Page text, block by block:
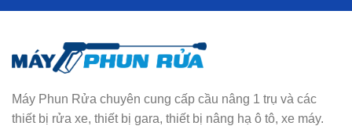
Máy Phun Rửa chuyên cung cấp cầu nâng 1 trụ và các
thiết bị rửa xe, thiết bị gara, thiết bị nâng hạ ô tô, xe máy.